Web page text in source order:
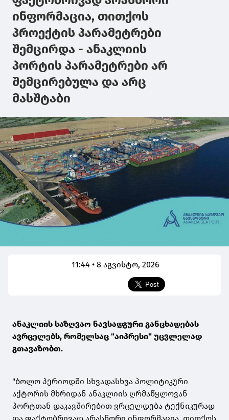
ინფორმაცია, თითქოს
პროექტის პარამეტრები
შემცირდა - ანაკლიის
პორტის პარამეტრები არ
შემცირებულა და არც
მასშტაბი
11:44 • 8 აგვისტო, 2026
ანაკლიის საზღვაო ნავსადგური განცხადებას
ავრცელებს, რომელსაც "აიპრესი" უცვლელად
გთავაზობთ.
"ბოლო პერიოდში სხვადასხვა პოლიტიკური
აქტორის მხრიდან ანაკლიის ღრმაწყლოვან
პორტთან დაკავშირებით ვრცელდება ტექნიკურად